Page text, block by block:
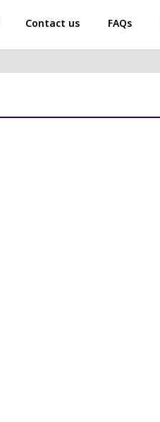
Contact us FAQs